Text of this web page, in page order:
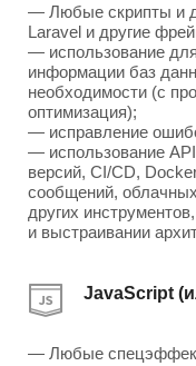
— Любые скрипты и
Laravel и другие
— использование
информации баз
необходимости (с
оптимизация);
— исправление
— использование
версий, CI/CD,
сообщений,
других
и выстраивании
JavaScript
— Любые